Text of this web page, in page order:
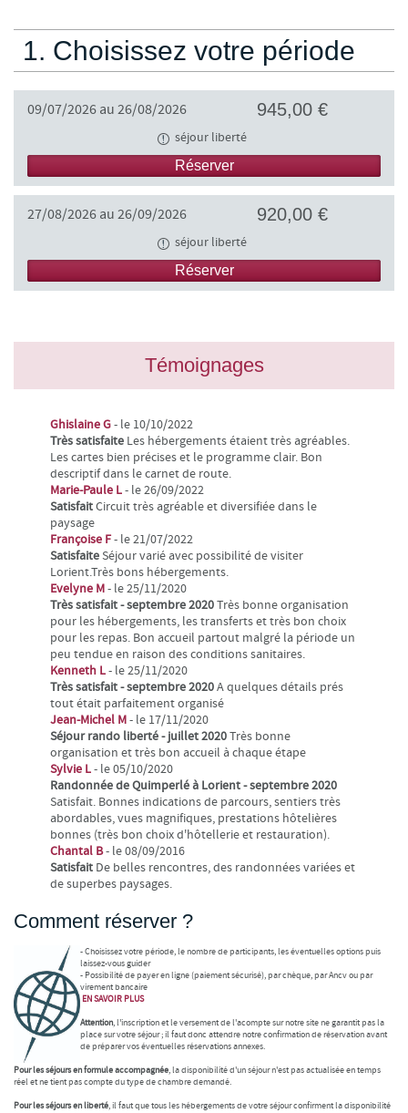
Témoignages
Ghislaine G- le 10/10/2022
Très satisfaite Les hébergements étaient très agréables.
Les cartes bien précises et le programme clair. Bon
descriptif dans le carnet de route.
Marie-Paule L- le 26/09/2022
SatisfaitCircuit très agréable et diversifiée dans le
paysage
Françoise F- le 21/07/2022
SatisfaiteSéjour varié avec possibilité de visiter
Lorient.Très bons hébergements.
Evelyne M- le 25/11/2020
Très satisfait - septembre 2020Très bonne organisation
pour les hébergements, les transferts et très bon choix
pour les repas. Bon accueil partout malgré la période un
peu tendue en raison des conditions sanitaires.
Kenneth L- le 25/11/2020
Très satisfait - septembre 2020A quelques détails prés
tout était parfaitement organisé
Jean-Michel M- le 17/11/2020
Séjour rando liberté - juillet 2020Très bonne
organisation et très bon accueil à chaque étape
Sylvie L- le 05/10/2020
Randonnée de Quimperlé à Lorient - septembre 2020
Satisfait. Bonnes indications de parcours, sentiers très
abordables, vues magnifiques, prestations hôtelières
bonnes (très bon choix d'hôtellerie et restauration).
Chantal B- le 08/09/2016
Satisfait De belles rencontres, des randonnées variées et
de superbes paysages.
Comment réserver ?
- Choisissez votre période, le nombre de participants, les éventuelles options puis
laissez-vous guider
- Possibilité de payer en ligne (paiement sécurisé), par chèque, par Ancv ou par
virement bancaire
EN SAVOIR PLUS
Attention, l'inscription et le versement de l'acompte sur notre site ne garantit pas la
place sur votre séjour ; il faut donc attendre notre confirmation de réservation avant
de préparer vos éventuelles réservations annexes.
Pour les séjours en formule accompagnée, la disponibilité d'un séjour n'est pas actualisée en temps
réel et ne tient pas compte du type de chambre demandé.
Pour les séjours en liberté, il faut que tous les hébergements de votre séjour confirment la disponibilité
1. Choisissez votre période
09/07/2026 au 26/08/2026 945,00 €
séjour liberté
Réserver
27/08/2026 au 26/09/2026 920,00 €
séjour liberté
Réserver